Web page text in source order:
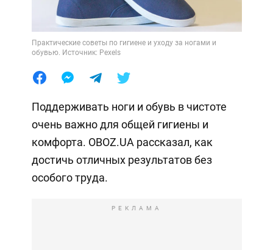
Практические советы по гигиене и уходу за ногами и
обувью. Источник: Pexels
Поддерживать ноги и обувь в чистоте
очень важно для общей гигиены и
комфорта. OBOZ.UA рассказал, как
достичь отличных результатов без
особого труда.
РЕКЛАМА